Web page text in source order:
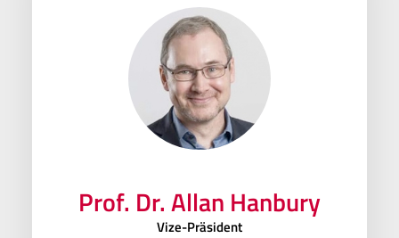
Prof. Dr. Allan Hanbury
Vize-Präsident